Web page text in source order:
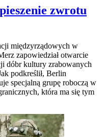
zwrotu
międzyrządowych w
zapowiedział otwarcie
dóbr kultury zrabowanych
podkreślił, Berlin
specjalną grupę roboczą w
która ma się tym